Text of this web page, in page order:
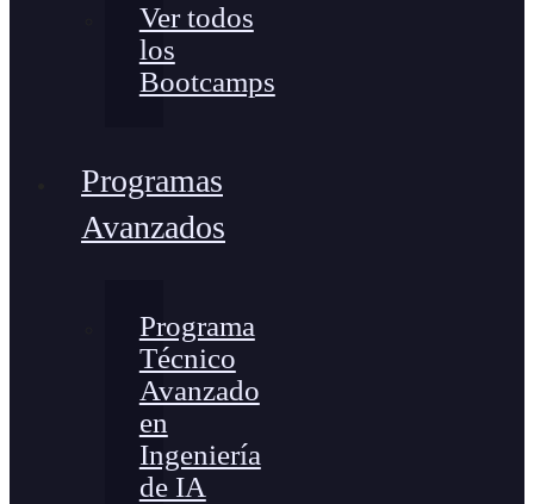
Ver todos
los
Bootcamps
Programas
Avanzados
Programa
Técnico
Avanzado
en
Ingeniería
de IA